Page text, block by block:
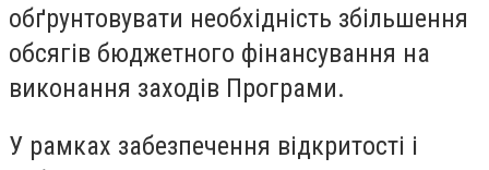
обґрунтовувати необхідність збільшення
обсягів бюджетного фінансування на
виконання заходів Програми.
У рамках забезпечення відкритості і